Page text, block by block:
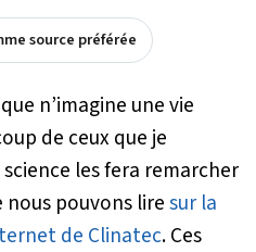
source préférée
n’imagine une vie
de ceux que je
les fera remarcher
nous pouvons liresur la
de Clinatec. Ces